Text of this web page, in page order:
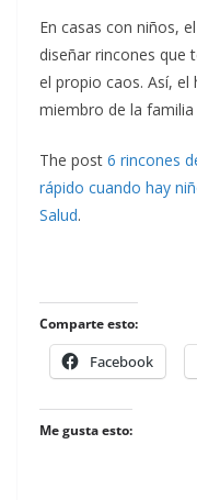
En casas con niños,
diseñar rincones que
el propio caos. Así, el
miembro de la
The post 6 rincones
rápido cuando hay
Salud.
Comparte esto:
Facebook
Me gusta esto: